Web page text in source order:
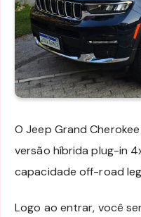
O Jeep Grand
versão híbrida plug-in
capacidade off-road
Logo ao entrar, você